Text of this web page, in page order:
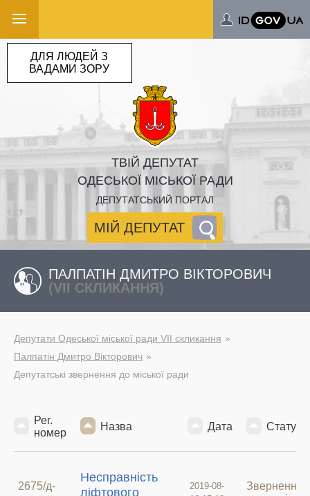
ТВІЙ ДЕПУТАТ
ОДЕСЬКОЇ МІСЬКОЇ РАДИ
ДЕПУТАТСЬКИЙ ПОРТАЛ
МІЙ ДЕПУТАТ
ДЛЯ ЛЮДЕЙ З
ВАДАМИ ЗОРУ
ПАЛПАТІН ДМИТРО ВІКТОРОВИЧ
(VII СКЛИКАННЯ)
Депутати Одеської міської ради VII скликання
Палпатін Дмитро Вікторович
Депутатські звернення до міської ради
Рег.
номер
Назва Дата Статус
2675/д-
Несправність
ліфтового
2019-08-
Звернення